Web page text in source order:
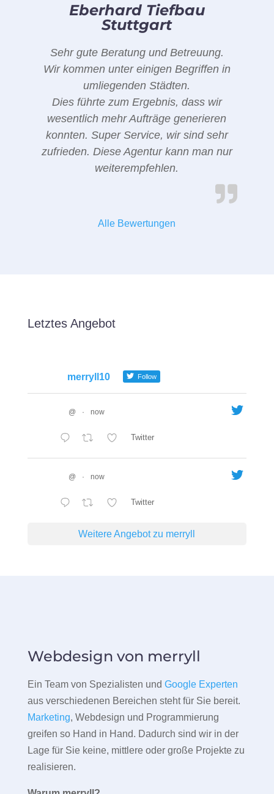
Eberhard Tiefbau
Stuttgart
Sehr gute Beratung und Betreuung.
Wir kommen unter einigen Begriffen in
umliegenden Städten.
Dies führte zum Ergebnis, dass wir
wesentlich mehr Aufträge generieren
konnten. Super Service, wir sind sehr
zufrieden. Diese Agentur kann man nur
weiterempfehlen.
Alle Bewertungen
Letztes Angebot
merryll10 Follow
@ · now
Twitter
@ · now
Twitter
Weitere Angebot zu merryll
Webdesign von merryll
Ein Team von Spezialisten und Google Experten
aus verschiedenen Bereichen steht für Sie bereit.
Marketing, Webdesign und Programmierung
greifen so Hand in Hand. Dadurch sind wir in der
Lage für Sie keine, mittlere oder große Projekte zu
realisieren.